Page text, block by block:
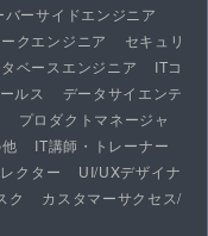
バーサイドエンジニア
クエンジニア
セキュリ
ベースエンジニア
ITコ
ルス
データサイエンテ
プロダクトマネージャ
IT講師・トレーナー
クター
UI/UXデザイナ
ク
カスタマーサクセス/